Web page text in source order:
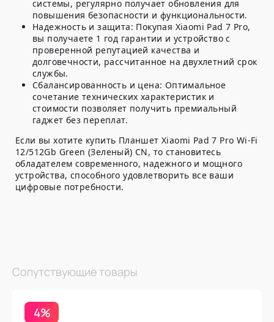
системы, регулярно получает обновления для
повышения безопасности и функциональности.
Надежность и защита: Покупая Xiaomi Pad 7 Pro,
вы получаете 1 год гарантии и устройство с
проверенной репутацией качества и
долговечности, рассчитанное на двухлетний срок
службы.
Сбалансированность и цена: Оптимальное
сочетание технических характеристик и
стоимости позволяет получить премиальный
гаджет без переплат.
Если вы хотите купить Планшет Xiaomi Pad 7 Pro Wi-Fi
12/512Gb Green (Зеленый) CN, то становитесь
обладателем современного, надежного и мощного
устройства, способного удовлетворить все ваши
цифровые потребности.
Сопутствующие товары
4%